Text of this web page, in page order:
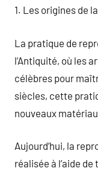
1. Les origines de
La pratique de
l’Antiquité, où les
célèbres pour
siècles, cette
nouveaux
Aujourd’hui, la
réalisée à l’aide